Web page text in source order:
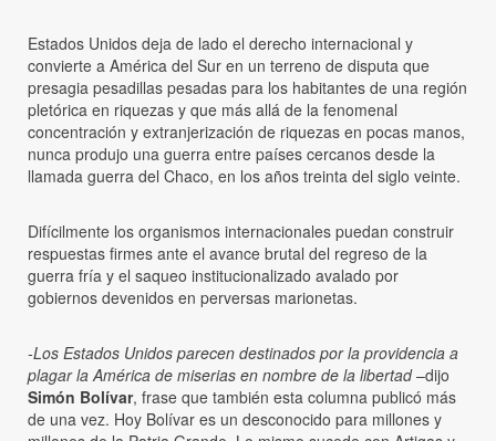
Estados Unidos deja de lado el derecho internacional y
convierte a América del Sur en un terreno de disputa que
presagia pesadillas pesadas para los habitantes de una región
pletórica en riquezas y que más allá de la fenomenal
concentración y extranjerización de riquezas en pocas manos,
nunca produjo una guerra entre países cercanos desde la
llamada guerra del Chaco, en los años treinta del siglo veinte.
Difícilmente los organismos internacionales puedan construir
respuestas firmes ante el avance brutal del regreso de la
guerra fría y el saqueo institucionalizado avalado por
gobiernos devenidos en perversas marionetas.
-Los Estados Unidos parecen destinados por la providencia a
plagar la América de miserias en nombre de la libertad–dijo
Simón Bolívar, frase que también esta columna publicó más
de una vez. Hoy Bolívar es un desconocido para millones y